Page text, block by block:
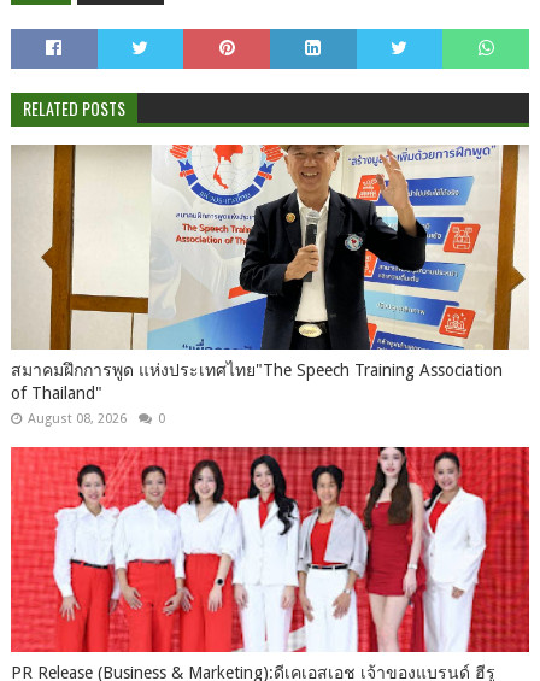
RELATED POSTS
สมาคมฝึกการพูด แห่งประเทศไทย"The Speech Training Association
of Thailand"
August 08, 2026 0
PR Release (Business & Marketing):ดีเคเอสเอช เจ้าของแบรนด์ ฮีรู